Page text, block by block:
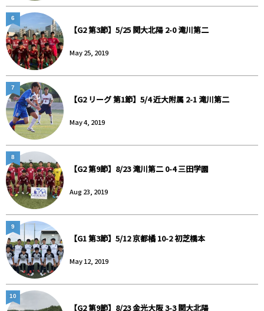
【G2 第3節】5/25 関大北陽 2-0 滝川第二
May 25, 2019
6
【G2 リーグ 第1節】5/4 近大附属 2-1 滝川第二
May 4, 2019
7
【G2 第9節】8/23 滝川第二 0-4 三田学園
Aug 23, 2019
8
【G1 第3節】5/12 京都橘 10-2 初芝橋本
May 12, 2019
9
【G2 第9節】8/23 金光大阪 3-3 関大北陽
10